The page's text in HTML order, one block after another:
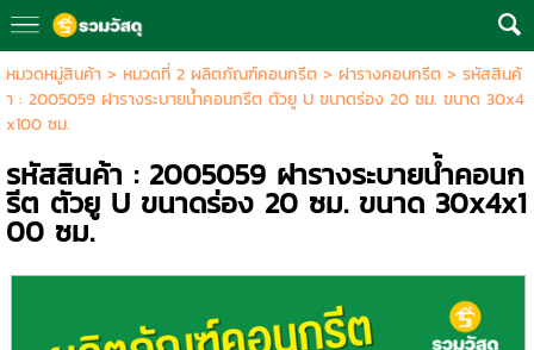
หมวดหมู่สินค้า> หมวดที่ 2 ผลิตภัณฑ์คอนกรีต > ฝารางคอนกรีต > รหัสสินค้
า : 2005059 ฝารางระบายน้ำคอนกรีต ตัวยู U ขนาดร่อง 20 ซม. ขนาด 30x4
x100 ซม.
รหัสสินค้า : 2005059 ฝารางระบายน้ำคอนก
รีต ตัวยู U ขนาดร่อง 20 ซม. ขนาด 30x4x1
00 ซม.